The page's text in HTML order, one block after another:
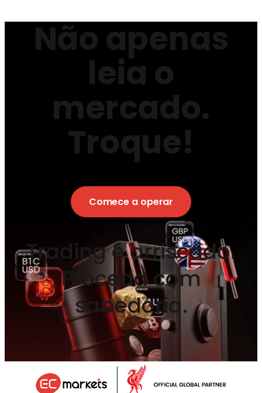
Não apenas
leia o
mercado.
Troque!
Comece a operar
Trading é arriscado.
Proceda com
sabedoria.